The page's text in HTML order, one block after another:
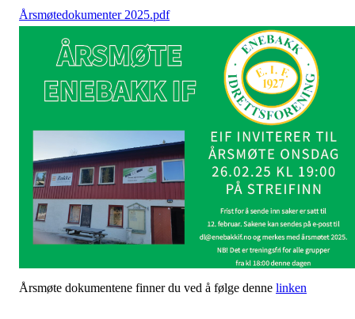
Årsmøtedokumenter 2025.pdf
Årsmøte dokumentene finner du ved å følge denne linken